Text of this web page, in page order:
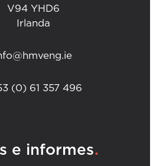
V94 YHD6
Irlanda
(0) 61 357 496
e informes.